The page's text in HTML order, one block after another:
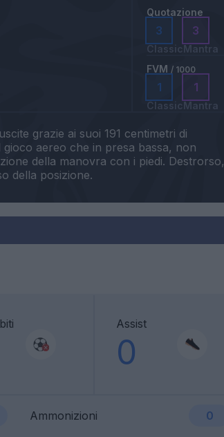
Quotazione
3
Classic
3
Mantra
FVM / 1000
1
Classic
1
Mantra
grazie ai suoi 191 centimetri di
aereo che in presa bassa, non
della manovra con i piedi. Destrorso,
Assist
0
Ammonizioni 0